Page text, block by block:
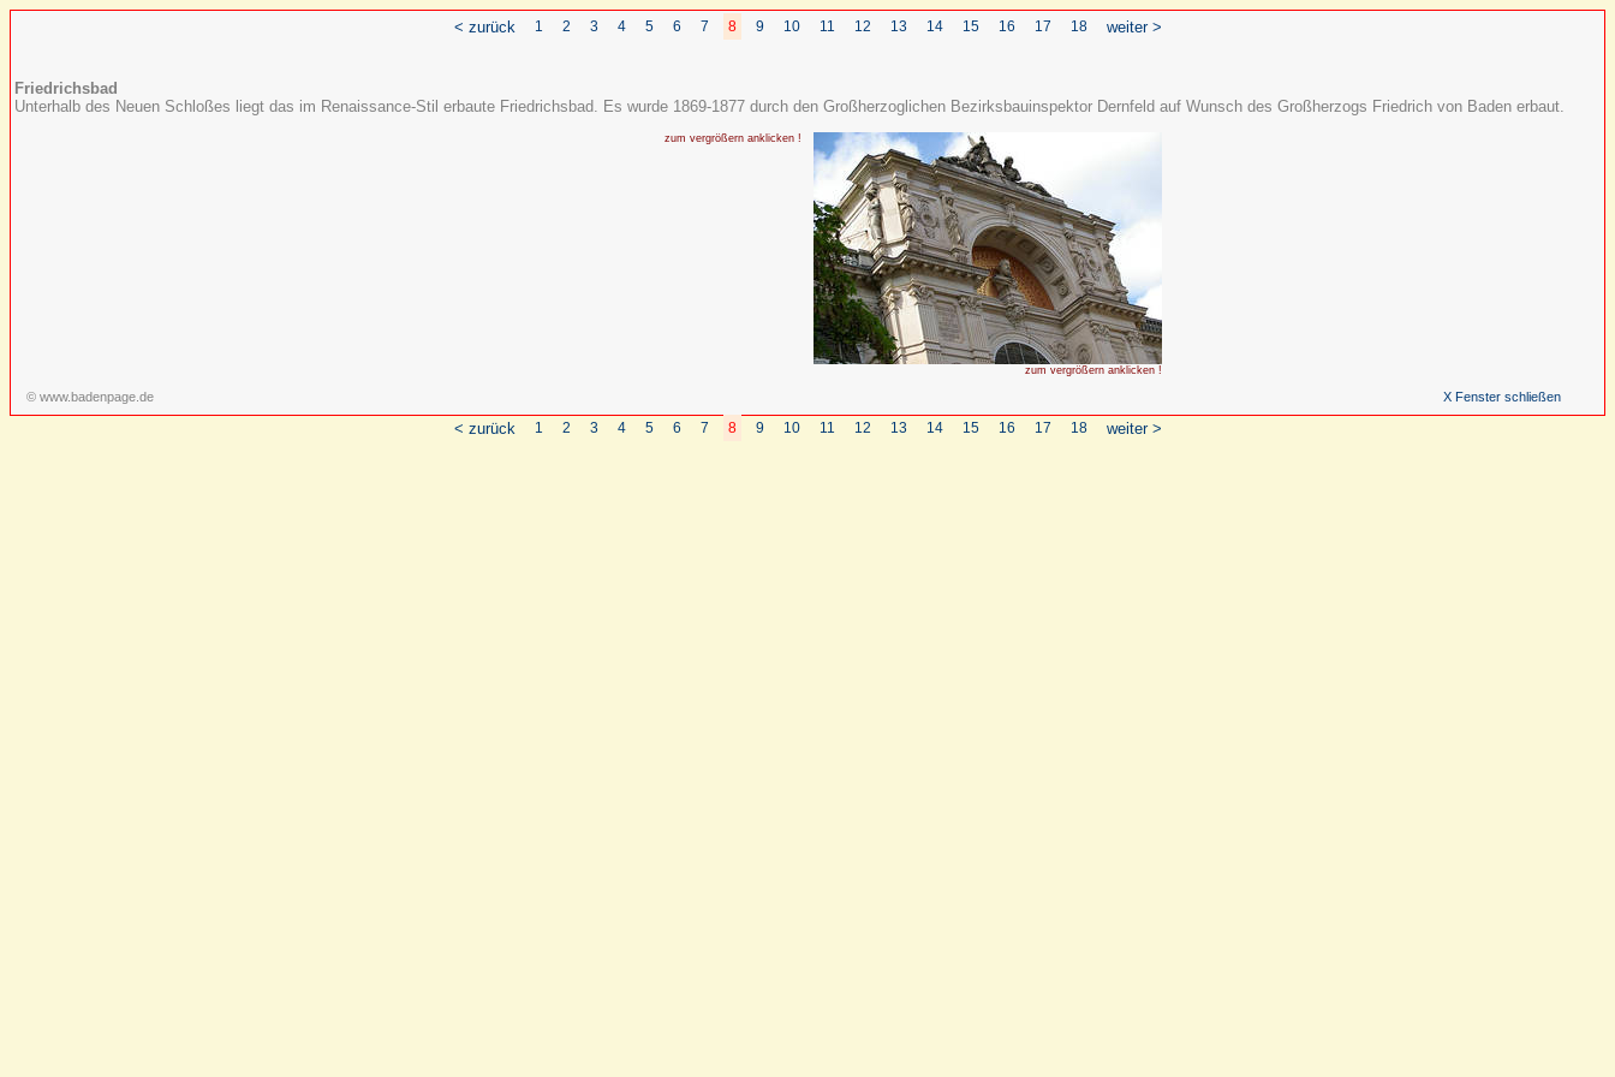
< zurück 1 2 3 4 5 6 7 8 9 10 11 12 13 14 15 16 17 18 weiter >
Friedrichsbad
Unterhalb des Neuen Schloßes liegt das im Renaissance-Stil erbaute Friedrichsbad. Es wurde 1869-1877 durch den Großherzoglichen Bezirksbauinspektor Dernfeld auf Wunsch des Großherzogs Friedrich von Baden erbaut.
zum vergrößern anklicken !
zum vergrößern anklicken !
© www.badenpage.de X Fenster schließen
< zurück 1 2 3 4 5 6 7 8 9 10 11 12 13 14 15 16 17 18 weiter >